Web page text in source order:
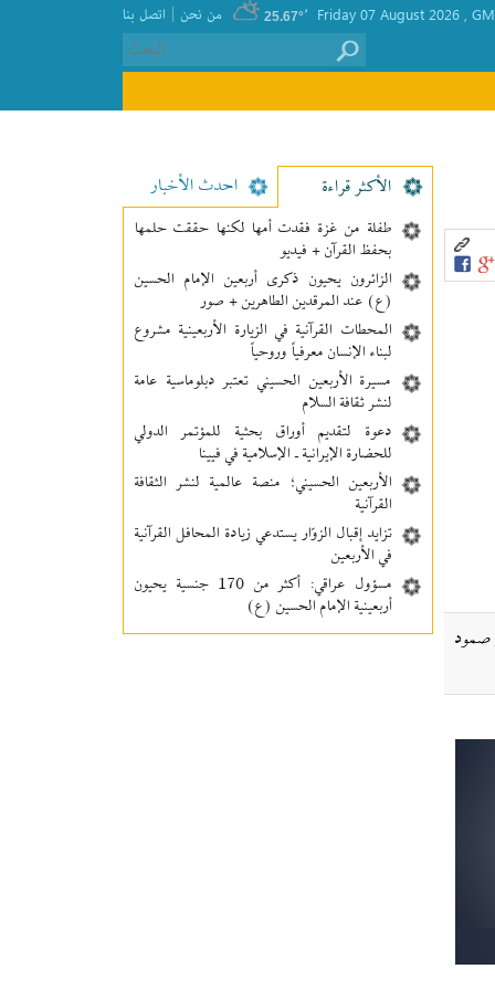
اتصل بنا | من نحن 25.67°
صمود
الأکثر قراءة احدث الأخبار
طفلة من غزة فقدت أمها لكنها حققت حلمها
بحفظ القرآن + فيديو
الزائرون يحيون ذكرى أربعين الإمام الحسين
(ع) عند المرقدين الطاهرين + صور
المحطات القرآنية في الزيارة الأربعينية مشروع
لبناء الإنسان معرفیاً وروحياً
مسيرة الأربعين الحسيني تعتبر دبلوماسية عامة
لنشر ثقافة السلام
دعوة لتقديم أوراق بحثية للمؤتمر الدولي
للحضارة الإيرانية ـ الإسلامية في فيينا
الأربعين الحسيني؛ منصة عالمية لنشر الثقافة
القرآنية
تزايد إقبال الزوّار يستدعي زيادة المحافل القرآنية
في الأربعين
مسؤول عراقي: أكثر من 170 جنسية يحيون
أربعينية الإمام الحسين (ع)